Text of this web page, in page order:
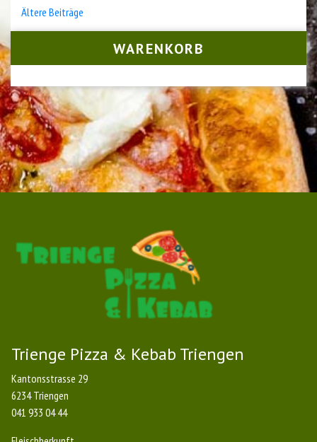
Beitragsnavigation
Ältere Beiträge
WARENKORB
Trienge Pizza & Kebab Triengen
Kantonsstrasse 29
6234 Triengen
041 933 04 44